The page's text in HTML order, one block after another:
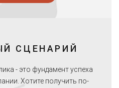
СЦЕНАРИЙ
- это фундамент успеха
Хотите получить по-